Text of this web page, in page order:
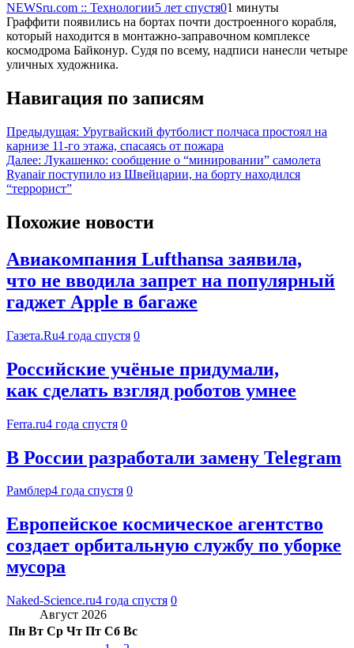
NEWSru.com :: Технологии5 лет спустя01 минуты
Граффити появились на бортах почти достроенного корабля,
который находится в монтажно-заправочном комплексе
космодрома Байконур. Судя по всему, надписи нанесли четыре
уличных художника.
Навигация по записям
Предыдущая: Уругвайский футболист полчаса простоял на
карнизе 11-го этажа, спасаясь от пожара
Далее: Лукашенко: сообщение о “минировании” самолета
Ryanair поступило из Швейцарии, на борту находился
“террорист”
Похожие новости
Авиакомпания Lufthansa заявила,
что не вводила запрет на популярный
гаджет Apple в багаже
Газета.Ru4 года спустя 0
Российские учёные придумали,
как сделать взгляд роботов умнее
Ferra.ru4 года спустя 0
В России разработали замену Telegram
Рамблер4 года спустя 0
Европейское космическое агентство
создает орбитальную службу по уборке
мусора
Naked-Science.ru4 года спустя 0
Август 2026
Пн Вт Ср Чт Пт Сб Вс